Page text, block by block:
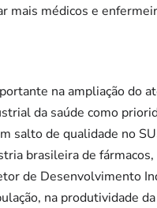
mais médicos e
na ampliação do
da saúde como
salto de qualidade no
brasileira de
de Desenvolvimento
na produtividade